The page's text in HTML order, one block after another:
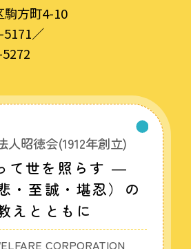
駒方町4-10
／
人昭徳会(1912年創立)
て世を照らす ―
・至誠・堪忍）の
えとともに
CORPORATION